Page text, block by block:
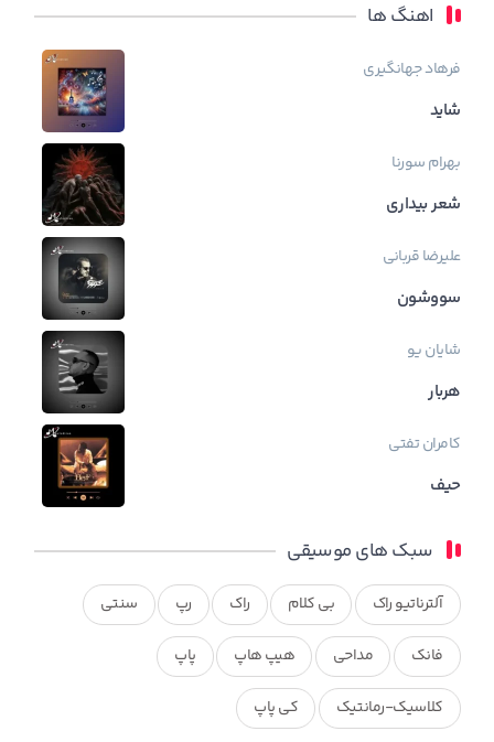
اهنگ ها
فرهاد جهانگیری
شاید
بهرامسورنا
شعر بیداری
علیرضا قربانی
سووشون
شایان یو
هربار
کامران تفتی
حیف
سبک های موسیقی
آلترناتیو راک بی کلام راک رپ سنتی
فانک مداحی هیپ هاپ پاپ
کلاسیک-رمانتیک کی پاپ